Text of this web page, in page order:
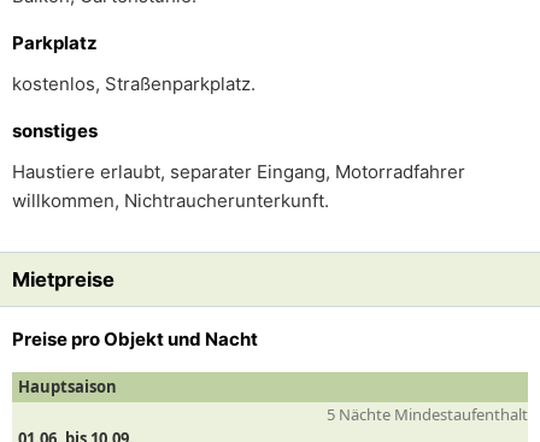
Parkplatz
kostenlos, Straßenparkplatz.
sonstiges
Haustiere erlaubt, separater Eingang, Motorradfahrer
willkommen, Nichtraucherunterkunft.
Mietpreise
Preise pro Objekt und Nacht
Hauptsaison
5 Nächte Mindestaufenthalt